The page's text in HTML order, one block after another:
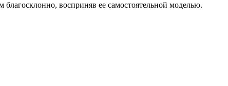
восприняв ее самостоятельной моделью.